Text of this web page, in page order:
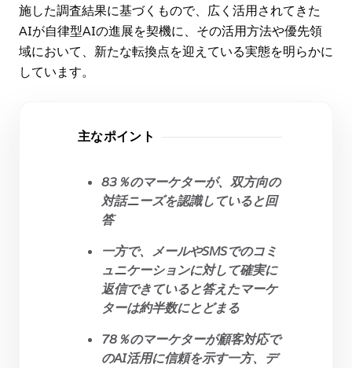
施した調査結果に基づくもので、広く活用されてきた
AIが自律型AIの進展を契機に、その活用方法や優先領
域において、新たな転換点を迎えている実態を明らかに
しています。
主なポイント
83％のマーケターが、双方向の
対話ニーズを認識していると回
答
一方で、メールやSMSでのコミ
ュニケーションに対して確実に
返信できていると答えたマーケ
ターは約半数にとどまる
78％のマーケターが顧客対応で
のAI活用に信頼を示す一方、デ